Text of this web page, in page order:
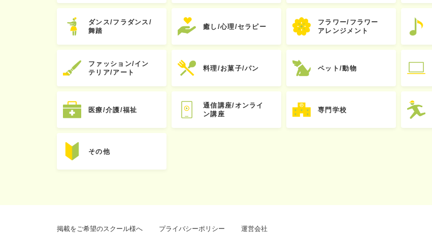
ダンス/フラダンス/
舞踏
癒し/心理/セラピー
フラワー/フラワー
アレンジメント
ファッション/イン
テリア/アート
料理/お菓子/パン ペット/動物
医療/介護/福祉
通信講座/オンライ
ン講座
専門学校
その他
掲載をご希望のスクール様へ プライバシーポリシー 運営会社